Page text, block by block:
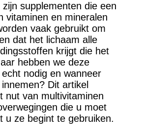
supplementen die een
vitaminen en mineralen
vaak gebruikt om
dat het lichaam alle
krijgt die het
hebben we deze
nodig en wanneer
Dit artikel
nut van multivitaminen
die u moet
u ze begint te gebruiken.